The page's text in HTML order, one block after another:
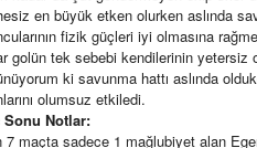
en büyük etken olurken aslında
fizik güçleri iyi olmasına
golün tek sebebi kendilerinin yetersiz
ki savunma hattı aslında
olumsuz etkiledi.
Sonu Notlar:
7 maçta sadece 1 mağlubiyet alan